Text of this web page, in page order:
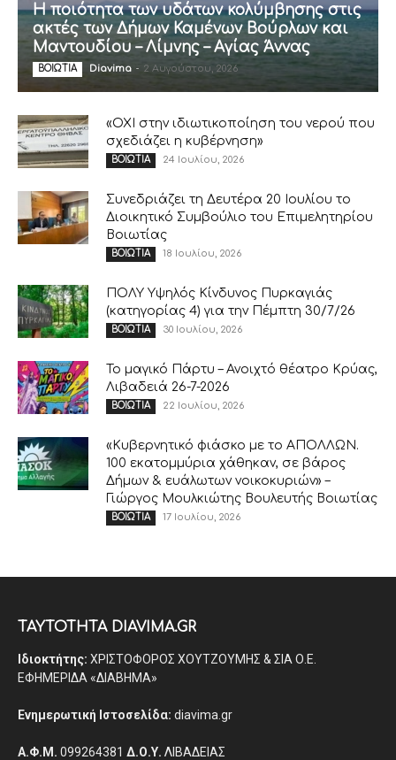
Η ποιότητα των υδάτων κολύμβησης στις
ακτές των Δήμων Καμένων Βούρλων και
Μαντουδίου – Λίμνης – Αγίας Άννας
ΒΟΙΩΤΙΑ Diavima - 2 Αυγούστου, 2026
«ΟΧΙ στην ιδιωτικοποίηση του νερού που
σχεδιάζει η κυβέρνηση»
ΒΟΙΩΤΙΑ 24 Ιουλίου, 2026
Συνεδριάζει τη Δευτέρα 20 Ιουλίου το
Διοικητικό Συμβούλιο του Επιμελητηρίου
Βοιωτίας
ΒΟΙΩΤΙΑ 18 Ιουλίου, 2026
ΠΟΛΥ Υψηλός Κίνδυνος Πυρκαγιάς
(κατηγορίας 4) για την Πέμπτη 30/7/26
ΒΟΙΩΤΙΑ 30 Ιουλίου, 2026
Το μαγικό Πάρτυ – Ανοιχτό θέατρο Κρύας,
Λιβαδειά 26-7-2026
ΒΟΙΩΤΙΑ 22 Ιουλίου, 2026
«Κυβερνητικό φιάσκο με το ΑΠΟΛΛΩΝ.
100 εκατομμύρια χάθηκαν, σε βάρος
Δήμων & ευάλωτων νοικοκυριών» –
Γιώργος Μουλκιώτης Βουλευτής Βοιωτίας
ΒΟΙΩΤΙΑ 17 Ιουλίου, 2026
ΤΑΥΤΟΤΗΤΑ DIAVIMA.GR
Ιδιοκτήτης: ΧΡΙΣΤΟΦΟΡΟΣ ΧΟΥΤΖΟΥΜΗΣ & ΣΙΑ Ο.Ε.
ΕΦΗΜΕΡΙΔΑ «ΔΙΑΒΗΜΑ»
Ενημερωτική Ιστοσελίδα: diavima.gr
Α.Φ.Μ. 099264381 Δ.Ο.Υ. ΛΙΒΑΔΕΙΑΣ